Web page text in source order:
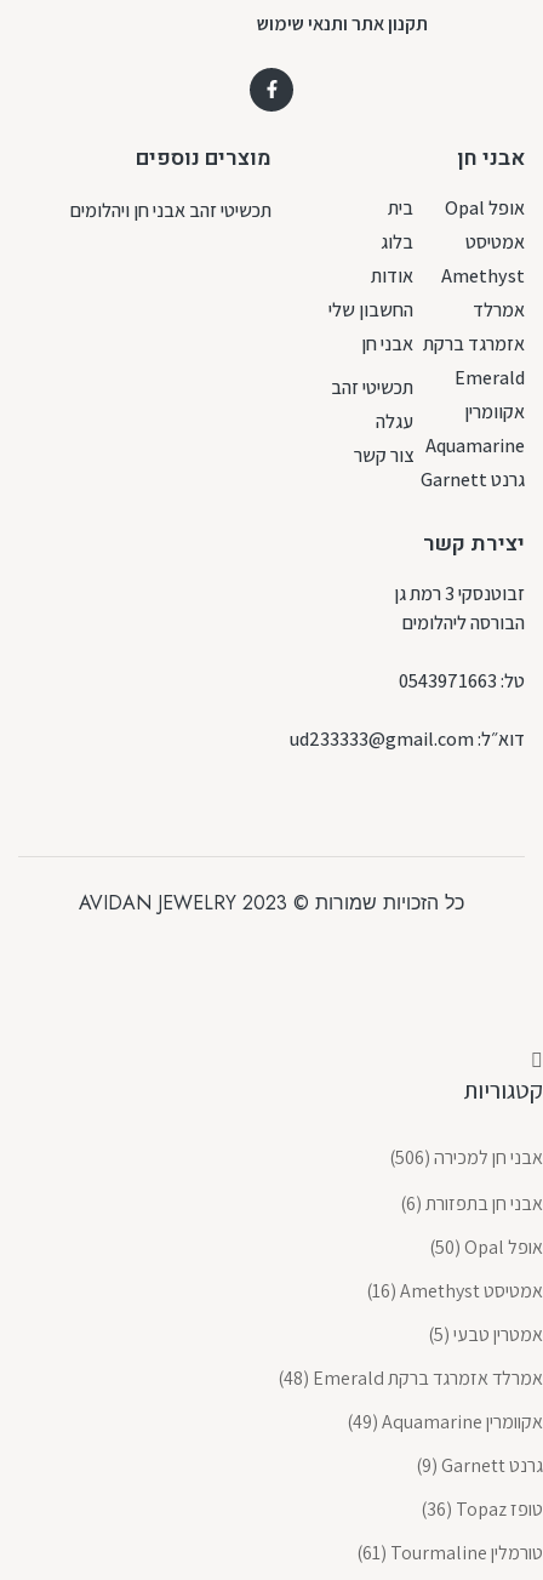
תקנון אתר ותנאי שימוש
אבני חן
אופל Opal
אמטיסט
Amethyst
אמרלד
אזמרגד ברקת
Emerald
אקוומרין
Aquamarine
גרנט Garnett
בית
בלוג
אודות
החשבון שלי
אבני חן
תכשיטי זהב
עגלה
צור קשר
מוצרים נוספים
תכשיטי זהב אבני חן ויהלומים
יצירת קשר
זבוטנסקי 3 רמת גן
הבורסה ליהלומים
טל:0543971663
דוא״ל:ud233333@gmail.com
כל הזכויות שמורות © 2023 AVIDAN JEWELRY
קטגוריות
אבני חן למכירה(506)
אבני חן בתפזורת(6)
אופל Opal
(50)
אמטיסט Amethyst
(16)
אמטרין טבעי(5)
אמרלד אזמרגד ברקת Emerald
(48)
אקוומרין Aquamarine
(49)
גרנט Garnett
(9)
טופז Topaz
(36)
טורמלין Tourmaline
(61)